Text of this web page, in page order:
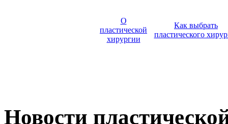
О
пластической
хирургии
Как выбрать
пластического
Новости